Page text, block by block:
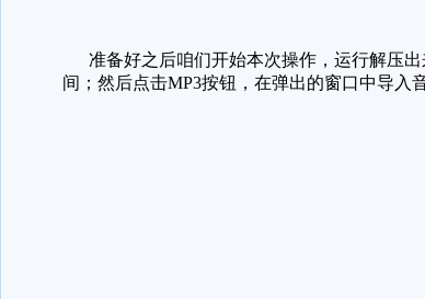
准备好之后咱们开始本次操作，运行解压出
间；然后点击MP3按钮，在弹出的窗口中导入